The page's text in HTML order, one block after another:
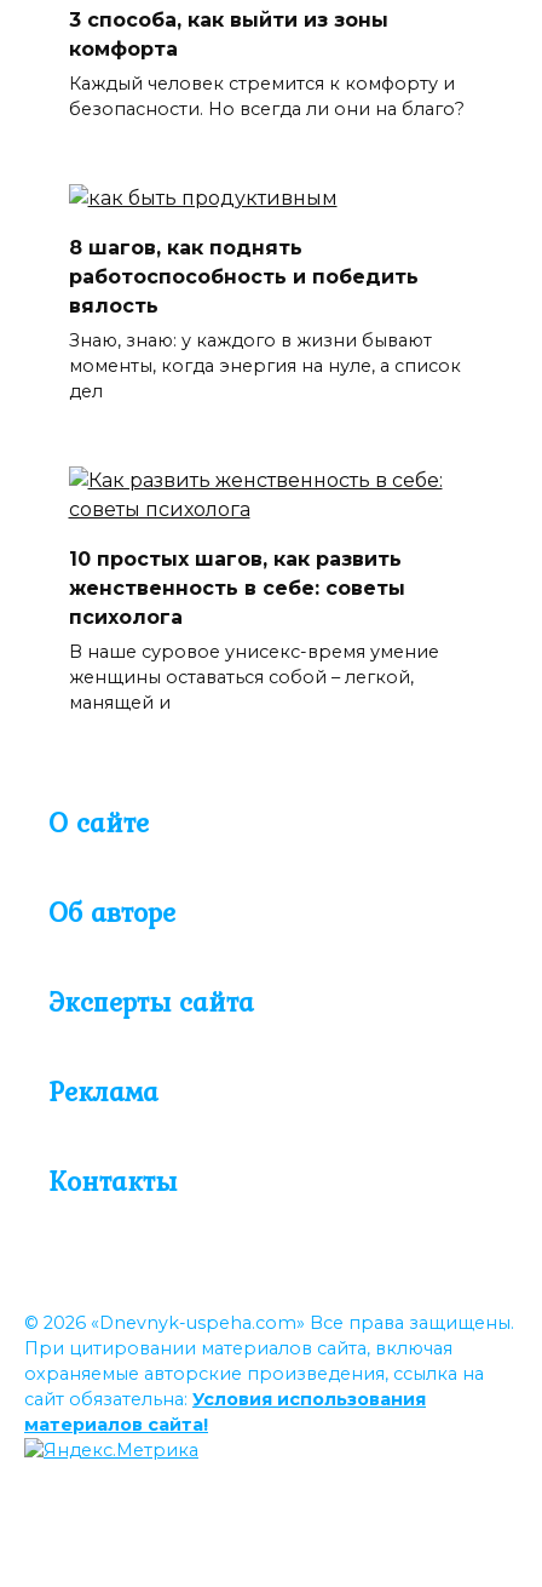
3 способа, как выйти из зоны
комфорта
Каждый человек стремится к комфорту и
безопасности. Но всегда ли они на благо?
8 шагов, как поднять
работоспособность и победить
вялость
Знаю, знаю: у каждого в жизни бывают
моменты, когда энергия на нуле, а список
дел
10 простых шагов, как развить
женственность в себе: советы
психолога
В наше суровое унисекс-время умение
женщины оставаться собой – легкой,
манящей и
О сайте
Об авторе
Эксперты сайта
Реклама
Контакты
© 2026 «Dnevnyk-uspeha.com» Все права защищены.
При цитировании материалов сайта, включая
охраняемые авторские произведения, ссылка на
сайт обязательна: Условия использования
материалов сайта!